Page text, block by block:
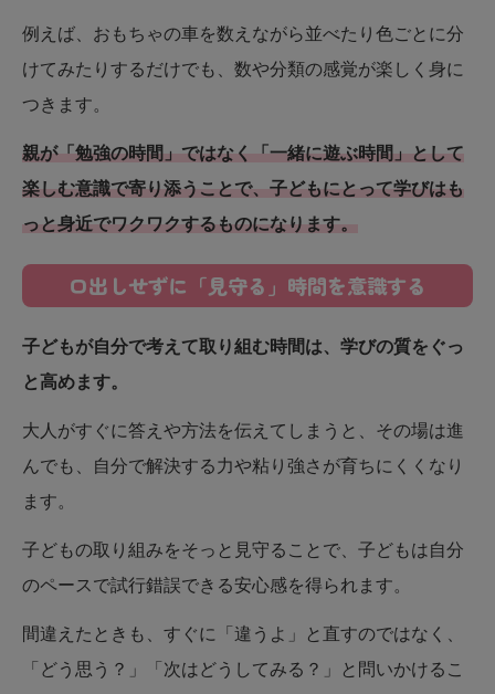
例えば、おもちゃの車を数えながら並べたり色ごとに分
けてみたりするだけでも、数や分類の感覚が楽しく身に
つきます。
親が「勉強の時間」ではなく「一緒に遊ぶ時間」として
楽しむ意識で寄り添うことで、子どもにとって学びはも
っと身近でワクワクするものになります。
口出しせずに「見守る」時間を意識する
子どもが自分で考えて取り組む時間は、学びの質をぐっ
と高めます。
大人がすぐに答えや方法を伝えてしまうと、その場は進
んでも、自分で解決する力や粘り強さが育ちにくくなり
ます。
子どもの取り組みをそっと見守ることで、子どもは自分
のペースで試行錯誤できる安心感を得られます。
間違えたときも、すぐに「違うよ」と直すのではなく、
「どう思う？」「次はどうしてみる？」と問いかけるこ